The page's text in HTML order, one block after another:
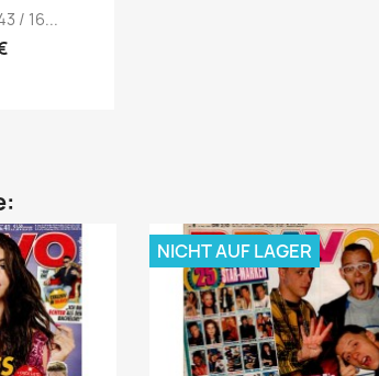
/ 16...
NICHT AUF LAGER